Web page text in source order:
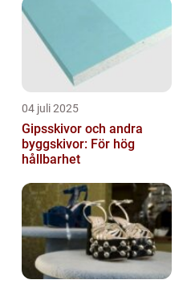
04 juli 2025
Gipsskivor och andra
byggskivor: För hög
hållbarhet